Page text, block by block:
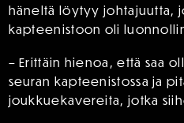
häneltä löytyy johtajuutta,
kapteenistoon oli
– Erittäin hienoa, että saa
seuran kapteenistossa ja
joukkuekavereita, jotka